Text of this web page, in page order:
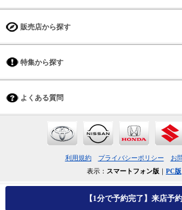
【1分で予約完了】来店予約
販売店から探す
特集から探す
よくある質問
利用規約 プライバシーポリシー
お
表示： スマートフォン版 PC版